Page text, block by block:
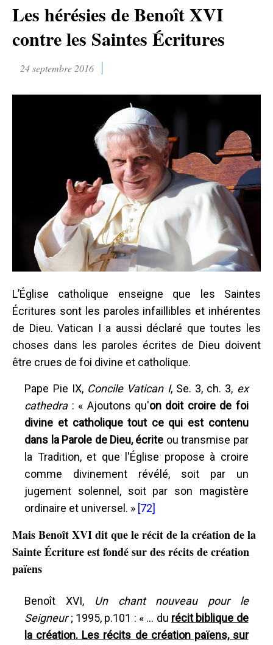
Les hérésies de Benoît XVI
contre les Saintes Écritures
24 septembre 2016
L’Église catholique enseigne que les Saintes
Écritures sont les paroles infaillibles et inhérentes
de Dieu. Vatican I a aussi déclaré que toutes les
choses dans les paroles écrites de Dieu doivent
être crues de foi divine et catholique.
Pape Pie IX, Concile Vatican I, Se. 3, ch. 3, ex
cathedra: « Ajoutons qu'on doit croire de foi
divine et catholique tout ce qui est contenu
dans la Parole de Dieu, écrite ou transmise par
la Tradition, et que l'Église propose à croire
comme divinement révélé, soit par un
jugement solennel, soit par son magistère
ordinaire et universel. » [72]
Mais Benoît XVI dit que le récit de la création de la
Sainte Écriture est fondé sur des récits de création
païens
Benoît XVI,
Un chant nouveau pour le
Seigneur; 1995, p.101 : « ... du récit biblique de
la création. Les récits de création païens, sur